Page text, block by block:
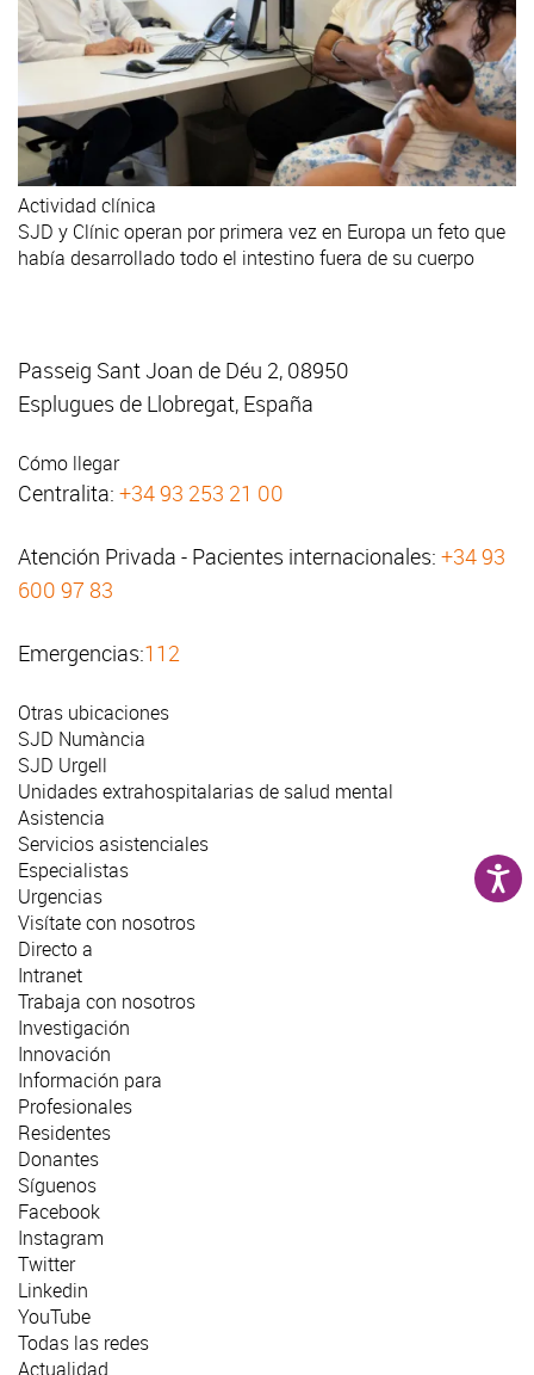
Actividad clínica
SJD y Clínic operan por primera vez en Europa un feto que
había desarrollado todo el intestino fuera de su cuerpo
Passeig Sant Joan de Déu 2, 08950
Esplugues de Llobregat, España
Cómo llegar
Centralita: +34 93 253 21 00
Atención Privada - Pacientes internacionales: +34 93
600 97 83
Emergencias:112
Otras ubicaciones
SJD Numància
SJD Urgell
Unidades extrahospitalarias de salud mental
Asistencia
Servicios asistenciales
Especialistas
Urgencias
Visítate con nosotros
Directo a
Intranet
Trabaja con nosotros
Investigación
Innovación
Información para
Profesionales
Residentes
Donantes
Síguenos
Facebook
Instagram
Twitter
Linkedin
YouTube
Todas las redes
Actualidad